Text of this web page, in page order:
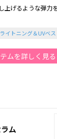
上げるような弾力
イトニング＆UVベ
ムを詳しく見る
ム